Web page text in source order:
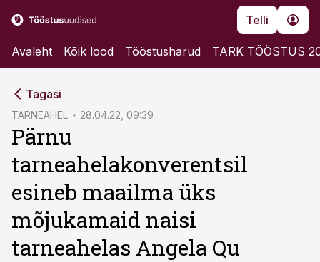
Telli
Avaleht Kõik lood Tööstusharud TARK TÖÖSTUS
Tagasi
TARNEAHEL 28.04.22, 09:39
Pärnu
tarneahelakonverentsil
esineb maailma üks
mõjukamaid naisi
tarneahelas Angela Qu